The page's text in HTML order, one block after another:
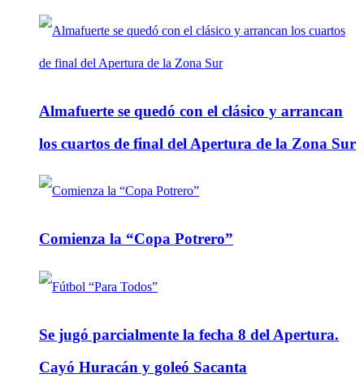
Almafuerte se quedó con el clásico y arrancan
los cuartos de final del Apertura de la Zona Sur
Comienza la “Copa Potrero”
Se jugó parcialmente la fecha 8 del Apertura.
Cayó Huracán y goleó Sacanta